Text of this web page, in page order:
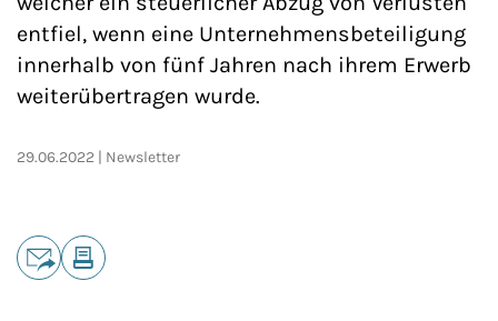
entfiel, wenn eine Unternehmensbeteiligung
innerhalb von fünf Jahren nach ihrem Erwerb
weiterübertragen wurde.
29.06.2022 Newsletter
Teilen